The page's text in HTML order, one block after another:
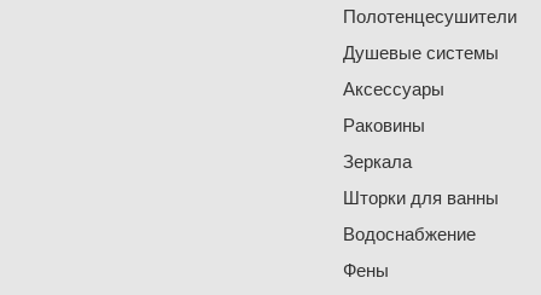
Полотенцесушители
Душевые системы
Аксессуары
Раковины
Зеркала
Шторки для ванны
Водоснабжение
Фены